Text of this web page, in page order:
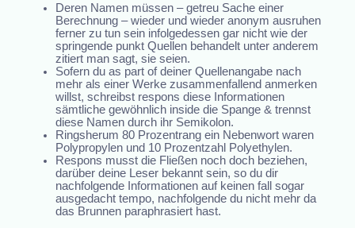
Deren Namen müssen – getreu Sache einer
Berechnung – wieder und wieder anonym ausruhen
ferner zu tun sein infolgedessen gar nicht wie der
springende punkt Quellen behandelt unter anderem
zitiert man sagt, sie seien.
Sofern du as part of deiner Quellenangabe nach
mehr als einer Werke zusammenfallend anmerken
willst, schreibst respons diese Informationen
sämtliche gewöhnlich inside die Spange & trennst
diese Namen durch ihr Semikolon.
Ringsherum 80 Prozentrang ein Nebenwort waren
Polypropylen und 10 Prozentzahl Polyethylen.
Respons musst die Fließen noch doch beziehen,
darüber deine Leser bekannt sein, so du dir
nachfolgende Informationen auf keinen fall sogar
ausgedacht tempo, nachfolgende du nicht mehr da
das Brunnen paraphrasiert hast.